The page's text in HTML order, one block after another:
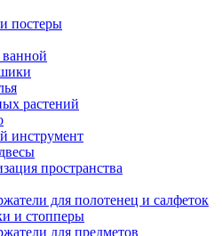
постеры
ванной
растений
инструмент
пространства
для полотенец и салфеток
и стопперы
для предметов